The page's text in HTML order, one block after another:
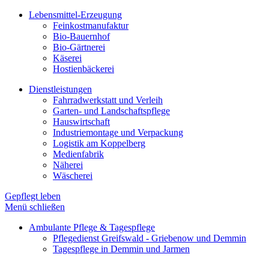
Lebensmittel-Erzeugung
Feinkostmanufaktur
Bio-Bauernhof
Bio-Gärtnerei
Käserei
Hostienbäckerei
Dienstleistungen
Fahrradwerkstatt und Verleih
Garten- und Landschaftspflege
Hauswirtschaft
Industriemontage und Verpackung
Logistik am Koppelberg
Medienfabrik
Näherei
Wäscherei
Gepflegt leben
Menü schließen
Ambulante Pflege & Tagespflege
Pflegedienst Greifswald - Griebenow und Demmin
Tagespflege in Demmin und Jarmen